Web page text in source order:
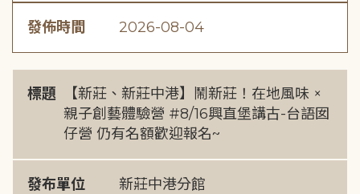
發佈時間 2026-08-04
標題
【新莊、新莊中港】鬧新莊！在地風味 ×
親子創藝體驗營 #8/16興直堡講古-台語囡
仔營 仍有名額歡迎報名~
發布單位 新莊中港分館